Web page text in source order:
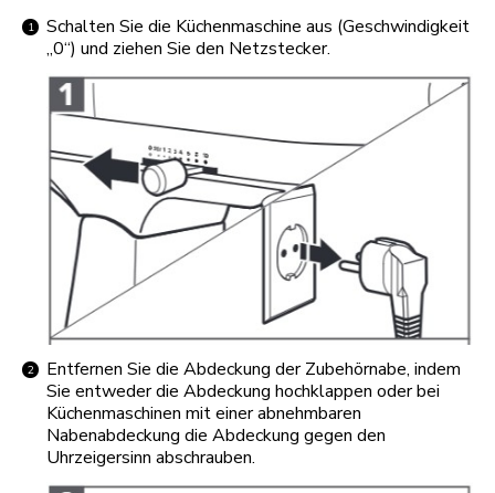
Schalten Sie die Küchenmaschine aus (Geschwindigkeit
„0“) und ziehen Sie den Netzstecker.
Entfernen Sie die Abdeckung der Zubehörnabe, indem
Sie entweder die Abdeckung hochklappen oder bei
Küchenmaschinen mit einer abnehmbaren
Nabenabdeckung die Abdeckung gegen den
Uhrzeigersinn abschrauben.